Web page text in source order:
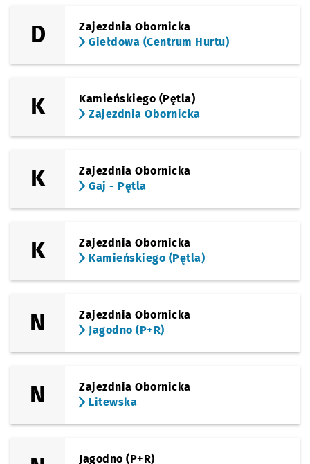
D
Zajezdnia Obornicka
Giełdowa (Centrum Hurtu)
K
Kamieńskiego (Pętla)
Zajezdnia Obornicka
K
Zajezdnia Obornicka
Gaj - Pętla
K
Zajezdnia Obornicka
Kamieńskiego (Pętla)
N
Zajezdnia Obornicka
Jagodno (P+R)
N
Zajezdnia Obornicka
Litewska
Jagodno (P+R)